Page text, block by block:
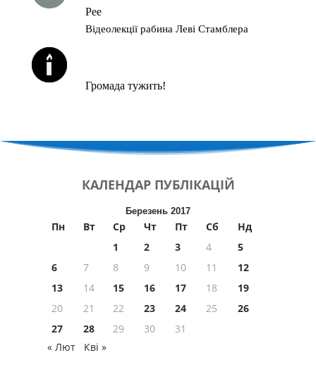
Рее
Відеолекції рабина Леві Стамблера
Громада тужить!
КАЛЕНДАР ПУБЛІКАЦІЙ
Березень 2017
Пн Вт Ср Чт Пт Сб
Нд
1
2 3 4
5
6
7 8 9 10 11
12
13
14 15 16 17 18
19
20
21 22 23 24 25
26
27
28 29 30
31
« Лют
Кві »